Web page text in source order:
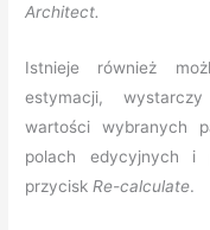
Architect.
Istnieje również
estymacji,
wartości wybranych
polach edycyjnych i
przycisk Re-calculate.